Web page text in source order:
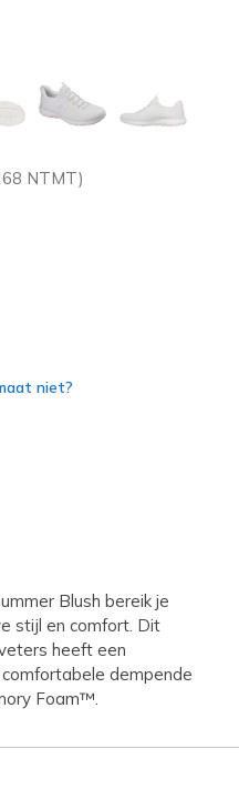
NTMT)
niet?
Blush bereik je
stijl en comfort. Dit
heeft een
dempende
Foam™.